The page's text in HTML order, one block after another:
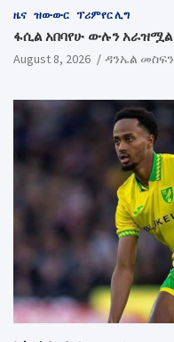
ዜና ዝውውር ፕሪምየር ሊግ
ፋሲል አበባየሁ ውሉን አራዝሟል
August 8, 2026 ዳንኤል መስፍን